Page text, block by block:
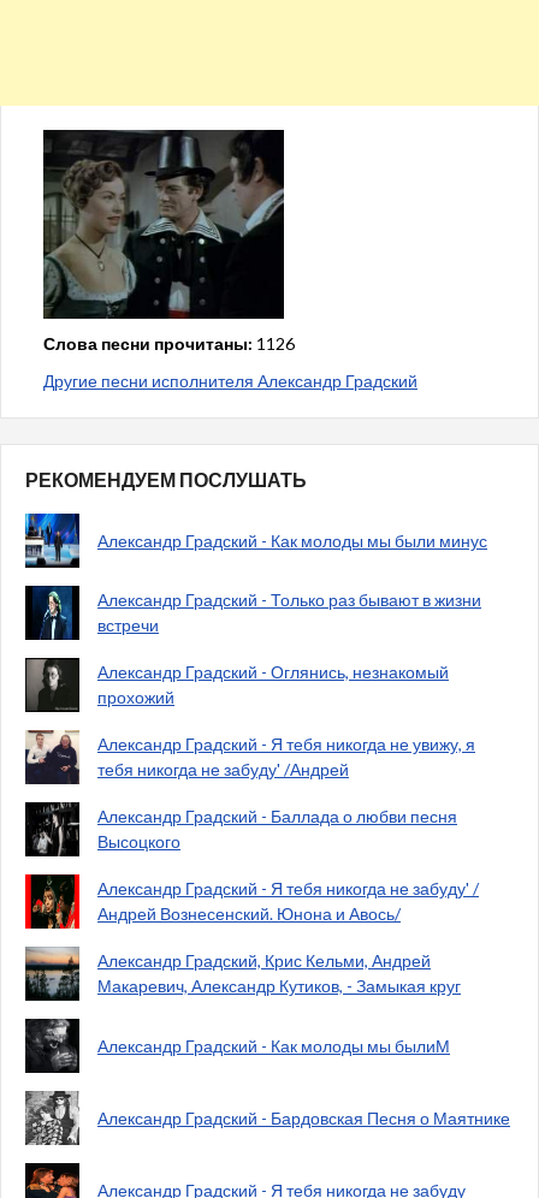
Слова песни прочитаны: 1126
Другие песни исполнителя Александр Градский
РЕКОМЕНДУЕМ ПОСЛУШАТЬ
Александр Градский - Как молоды мы были минус
Александр Градский - Только раз бывают в жизни
встречи
Александр Градский - Оглянись, незнакомый
прохожий
Александр Градский - Я тебя никогда не увижу, я
тебя никогда не забуду' /Андрей
Александр Градский - Баллада о любви песня
Высоцкого
Александр Градский - Я тебя никогда не забуду' /
Андрей Вознесенский. Юнона и Авось/
Александр Градский, Крис Кельми, Андрей
Макаревич, Александр Кутиков, - Замыкая круг
Александр Градский - Как молоды мы былиМ
Александр Градский - Бардовская Песня о Маятнике
Александр Градский - Я тебя никогда не забуду